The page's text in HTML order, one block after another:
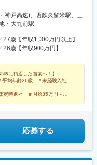
ンバー4名）
1
に携わってきた事業部長、
り現場に出ることもあります
していただきます。
に慣れるまでは出社勤務がメ
として事業展開をしておりま
（福岡市）※開所までは久留
アクセス＞【神戸本社】兵庫
KOBE SANNOMIYA 12
三宮」駅より徒歩5分【さい
いたま市大宮区桜木町１丁
42番地21 久留米ビジネスス
駅」より徒歩1分★雨の日で
可能！★車・自転車通勤
年11月に、100人超を収容可
。シックでスタイリッシュ、
神戸高速)、西鉄久留米駅、三
・大丸前駅
歳【年収1,000万円以上】
歳【年収900万円】
に精通した営業へ！】
平均年齢26歳 ＃未経験入社
定時退社 ＃月給35万円～
応募する